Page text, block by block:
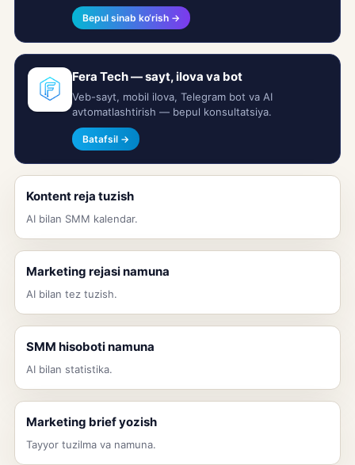
Bepul sinab ko‘rish →
Fera Tech — sayt, ilova va bot
Veb-sayt, mobil ilova, Telegram bot va AI
avtomatlashtirish — bepul konsultatsiya.
Batafsil →
Kontent reja tuzish
AI bilan SMM kalendar.
Marketing rejasi namuna
AI bilan tez tuzish.
SMM hisoboti namuna
AI bilan statistika.
Marketing brief yozish
Tayyor tuzilma va namuna.